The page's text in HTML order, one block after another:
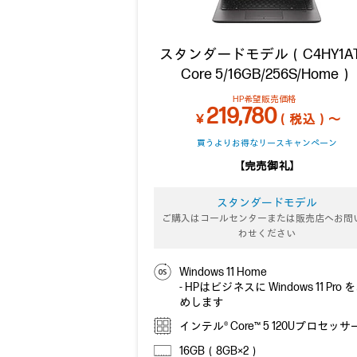
スタンダードモデル（
Core 5/16GB/256S/Home）
HP希望販売価格
￥ 219,780（税込）～
買うよりお得なリースキャンペーン
【完売御礼】
スタンダードモデル
ご購入はコールセンターまたは販売店へお問
わせください
Windows 11 Home
- HPはビジネスに Windows 11 Pro
めします
インテル® Core™ 5 120Uプロセッサ
16GB（8GB×2）